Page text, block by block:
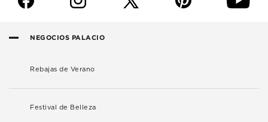
NEGOCIOS PALACIO
Rebajas de Verano
Festival de Belleza